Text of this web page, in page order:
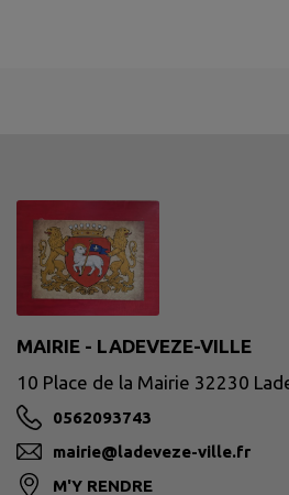
MAIRIE - LADEVEZE-VILLE
10 Place de la Mairie 32230
0562093743
mairie@ladeveze-ville.fr
M'Y RENDRE